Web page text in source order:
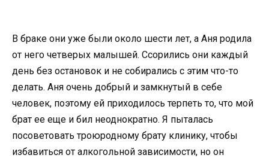
В браке они уже были около шести лет, а Аня родила
от него четверых малышей. Ссорились они каждый
день без остановок и не собирались с этим что-то
делать. Аня очень добрый и замкнутый в себе
человек, поэтому ей приходилось терпеть то, что мой
брат ее еще и бил неоднократно. Я пыталась
посоветовать троюродному брату клинику, чтобы
избавиться от алкогольной зависимости, но он